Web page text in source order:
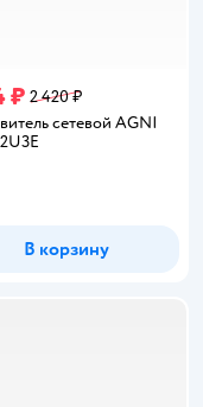
₽ 2 420 ₽
сетевой AGNI
В корзину